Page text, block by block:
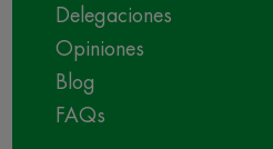
Delegaciones
Opiniones
Blog
FAQs